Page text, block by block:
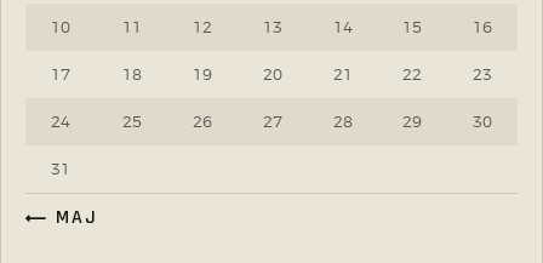
10 11 12 13 14 15 16
17 18 19 20 21 22 23
24 25 26 27 28 29 30
31
« MAJ